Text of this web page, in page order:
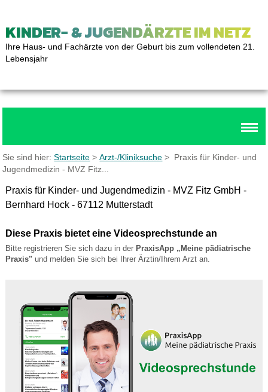
KINDER- & JUGENDÄRZTE IM NETZ
Ihre Haus- und Fachärzte von der Geburt bis zum vollendeten 21.
Lebensjahr
Sie sind hier:Startseite >Arzt-/Kliniksuche > Praxis für Kinder- und
Jugendmedizin - MVZ Fitz...
Praxis für Kinder- und Jugendmedizin - MVZ Fitz GmbH -
Bernhard Hock - 67112 Mutterstadt
Diese Praxis bietet eine Videosprechstunde an
Bitte registrieren Sie sich dazu in der PraxisApp „Meine pädiatrische
Praxis"und melden Sie sich bei Ihrer Ärztin/Ihrem Arzt an.